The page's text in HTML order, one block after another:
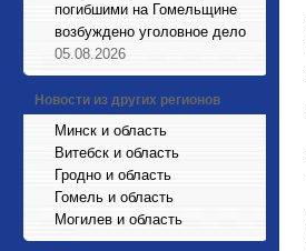
погибшими на Гомельщине
возбуждено уголовное дело
05.08.2026
Новости из других регионов
Минск и область
Витебск и область
Гродно и область
Гомель и область
Могилев и область